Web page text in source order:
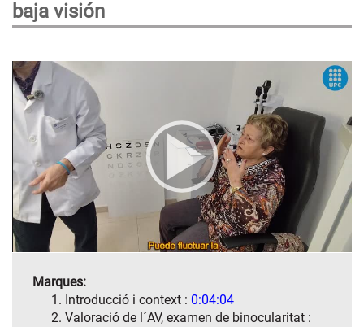
baja visión
Marques:
Introducció i context : 0:04:04
Valoració de l´AV, examen de binocularitat :